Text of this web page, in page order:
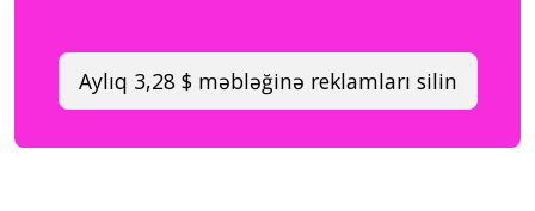
Aylıq 3,28 $ məbləğinə reklamları silin